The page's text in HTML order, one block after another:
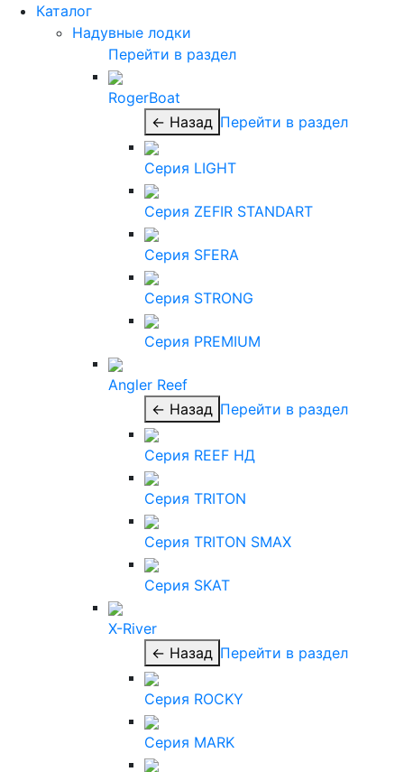
Каталог
Надувные лодки
Перейти в раздел
RogerBoat
← Назад Перейти в раздел
Серия LIGHT
Серия ZEFIR STANDART
Серия SFERA
Серия STRONG
Серия PREMIUM
Angler Reef
← Назад Перейти в раздел
Серия REEF НД
Серия TRITON
Серия TRITON SMAX
Серия SKAT
X-River
← Назад Перейти в раздел
Серия ROCKY
Серия MARK